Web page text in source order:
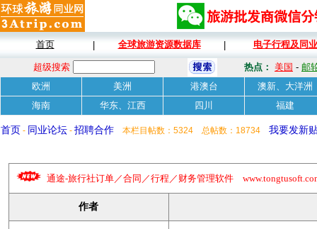
首页 全球旅游资源数据库 电子行程及同
超级搜索 热点： 美国 - 邮
欧洲
美洲 港澳台
澳新、大洋洲
海南
华东、江西 四川 福建
首页 - 同业论坛 - 招聘合作 本栏目帖数：5324 总帖数：18734 我要发新
通途-旅行社订单／合同／行程／财务管理软件
作者